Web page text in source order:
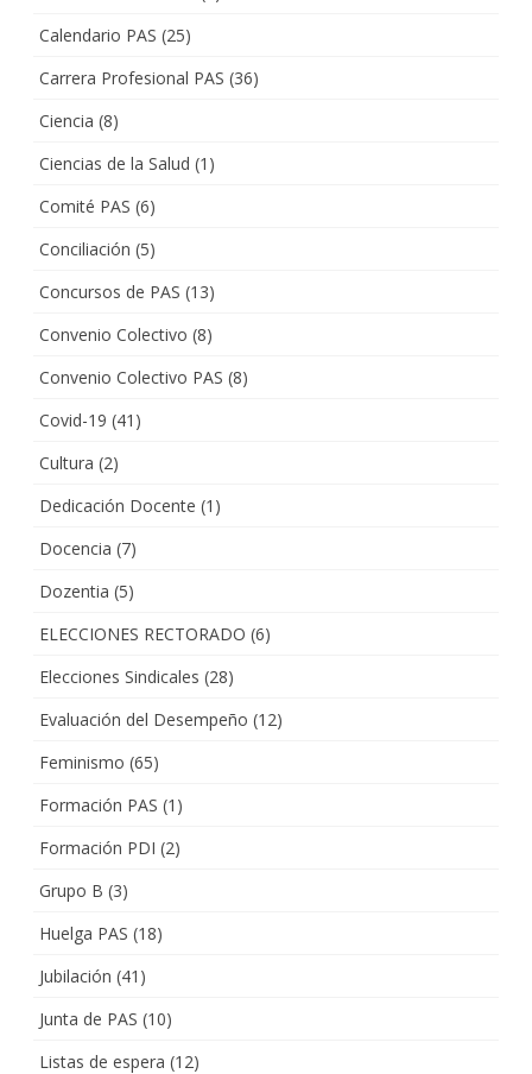
Calendario PAS (25)
Carrera Profesional PAS (36)
Ciencia (8)
Ciencias de la Salud (1)
Comité PAS (6)
Conciliación (5)
Concursos de PAS (13)
Convenio Colectivo (8)
Convenio Colectivo PAS (8)
Covid-19 (41)
Cultura (2)
Dedicación Docente (1)
Docencia (7)
Dozentia (5)
ELECCIONES RECTORADO (6)
Elecciones Sindicales (28)
Evaluación del Desempeño (12)
Feminismo (65)
Formación PAS (1)
Formación PDI (2)
Grupo B (3)
Huelga PAS (18)
Jubilación (41)
Junta de PAS (10)
Listas de espera (12)